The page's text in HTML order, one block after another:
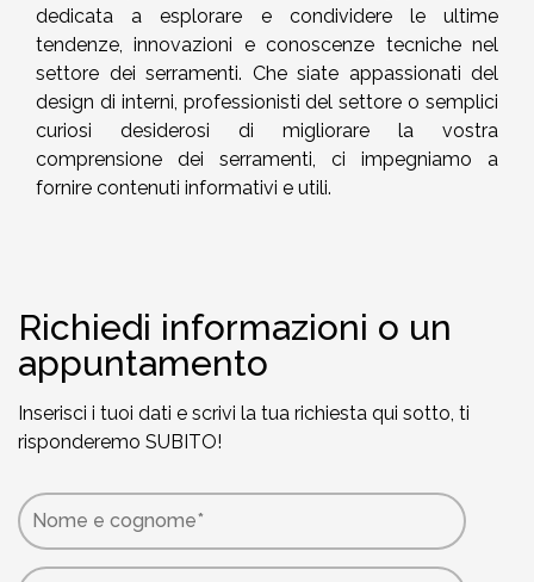
dedicata a esplorare e condividere le ultime
tendenze, innovazioni e conoscenze tecniche nel
settore dei serramenti. Che siate appassionati del
design di interni, professionisti del settore o semplici
curiosi desiderosi di migliorare la vostra
comprensione dei serramenti, ci impegniamo a
fornire contenuti informativi e utili.
Richiedi informazioni o un
appuntamento
Inserisci i tuoi dati e scrivi la tua richiesta qui sotto, ti
risponderemo SUBITO!